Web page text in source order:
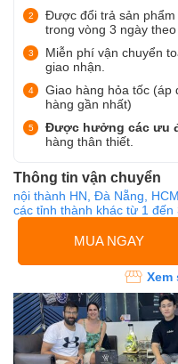
Được đổi trả sản
trong vòng 3 ngày
Miễn phí vận chuyển
giao nhận.
Giao hàng hỏa tốc (áp
hàng gần nhất)
Được hưởng các ưu
hàng thân thiết.
Thông tin vận chuyển
nội thành HN, Đà Nẵng,
các tỉnh thành khác từ 1 đến
MUA NGAY
Xem